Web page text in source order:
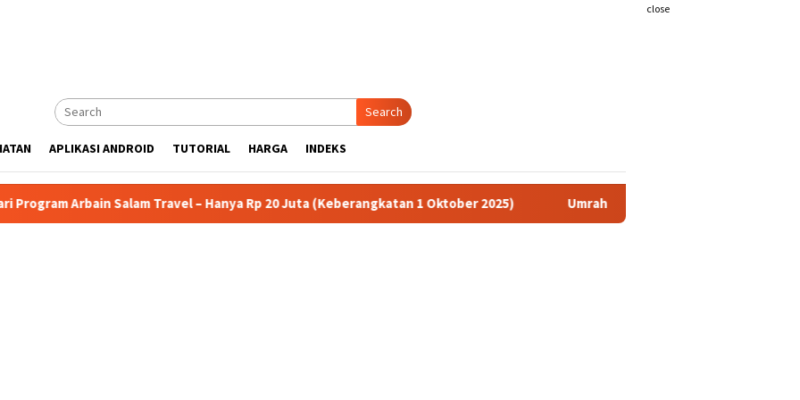
close
Search
APLIKASI ANDROID TUTORIAL HARGA INDEKS
Salam Travel – Hanya Rp 20 Juta (Keberangkatan 1 Oktober 2025) Umrah Cerdas Plus 10 Hari Salam Travel – Promo